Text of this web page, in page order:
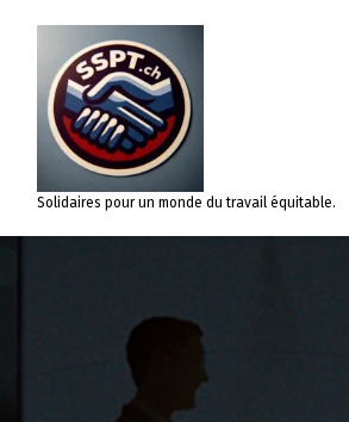
contenu
Solidaires pour un monde du travail équitable.